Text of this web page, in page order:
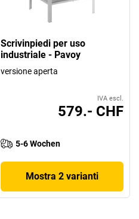
Scrivinpiedi per uso
industriale - Pavoy
versione aperta
IVA escl.
579.- CHF
5-6 Wochen
Mostra 2 varianti